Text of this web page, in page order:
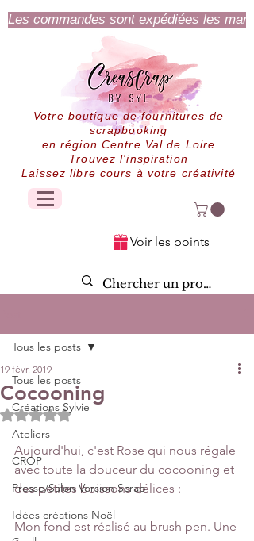
Les commandes sont expédiées les
Votre boutique de fournitures de
scrapbooking
en région Centre Val de Loire
Trouvez l'inspiration
Laissez libre cours à votre créativité
Voir les points
Tous les posts
Créations Sylvie
Ateliers
CROP
Presse/Salon Version Scrap
Idées créations Noël
Tous les posts
Cocooning
19 févr. 2019
Noté NaN étoiles sur 5.
Aujourd'hui, c'est Rose qui nous régale
avec toute la douceur du cocooning et
des petites boissons délices :
Mon fond est réalisé au brush pen. Une